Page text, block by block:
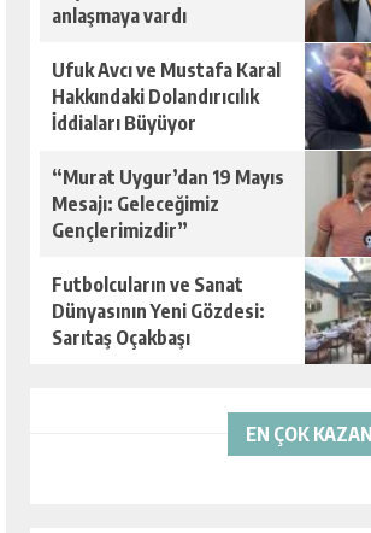
anlaşmaya vardı
Ufuk Avcı ve Mustafa Karal
Hakkındaki Dolandırıcılık
İddiaları Büyüyor
“Murat Uygur’dan 19 Mayıs
Mesajı: Geleceğimiz
Gençlerimizdir”
Futbolcuların ve Sanat
Dünyasının Yeni Gözdesi:
Sarıtaş Oçakbaşı
EN ÇOK